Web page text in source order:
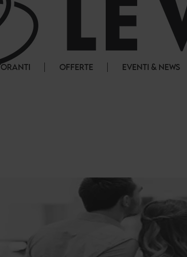
OFFERTE EVENTI & NEWS